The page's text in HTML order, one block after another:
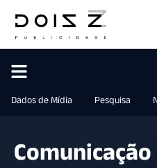
Dados de Mídia Pesquisa